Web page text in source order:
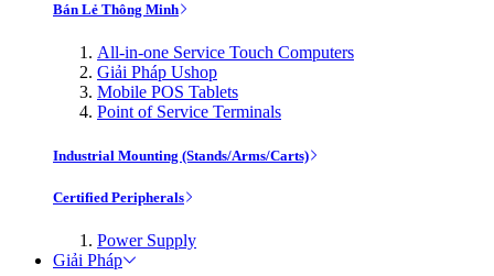
Bán Lẻ Thông Minh
All-in-one Service Touch Computers
Giải Pháp Ushop
Mobile POS Tablets
Point of Service Terminals
Industrial Mounting (Stands/Arms/Carts)
Certified Peripherals
Power Supply
Giải Pháp